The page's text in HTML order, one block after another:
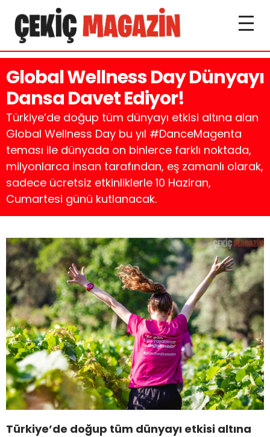
Global Wellness Day Dünyayı
Dansa Davet Ediyor!
Türkiye’de doğup tüm dünyayı etkisi altına alan
Global Wellness Day bu yıl #DanceMagenta
teması ile dünyada on binlerce farklı noktada,
milyonlarca insan tarafından, eş zamanlı olarak,
sadece ücretsiz etkinliklerle 10 Haziran,
Cumartesi günü kutlanacak.
Türkiye’de doğup tüm dünyayı etkisi altına